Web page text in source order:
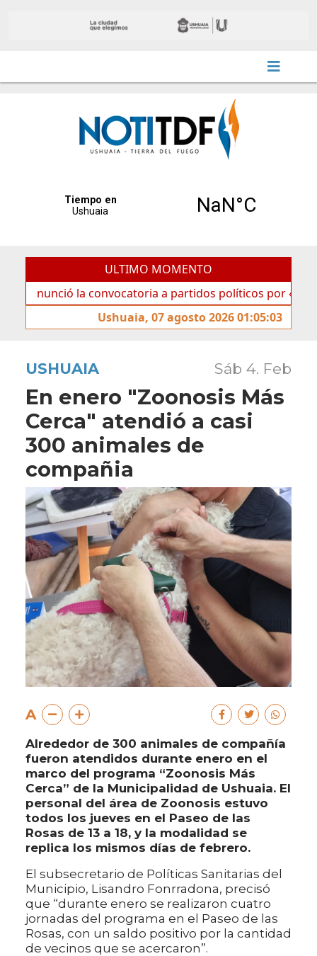
ULTIMO MOMENTO
la convocatoria a partidos políticos por «ficha limpia»
Ushuaia, 07 agosto 2026 01:05:03
USHUAIA Sáb 4. Feb
En enero "Zoonosis Más
Cerca" atendió a casi
300 animales de
compañia
A
Alrededor de 300 animales de compañía
fueron atendidos durante enero en el
marco del programa “Zoonosis Más
Cerca” de la Municipalidad de Ushuaia. El
personal del área de Zoonosis estuvo
todos los jueves en el Paseo de las
Rosas de 13 a 18, y la modalidad se
replica los mismos días de febrero.
El subsecretario de Políticas Sanitarias del
Municipio, Lisandro Fonrradona, precisó
que “durante enero se realizaron cuatro
jornadas del programa en el Paseo de las
Rosas, con un saldo positivo por la cantidad
de vecinos que se acercaron”.